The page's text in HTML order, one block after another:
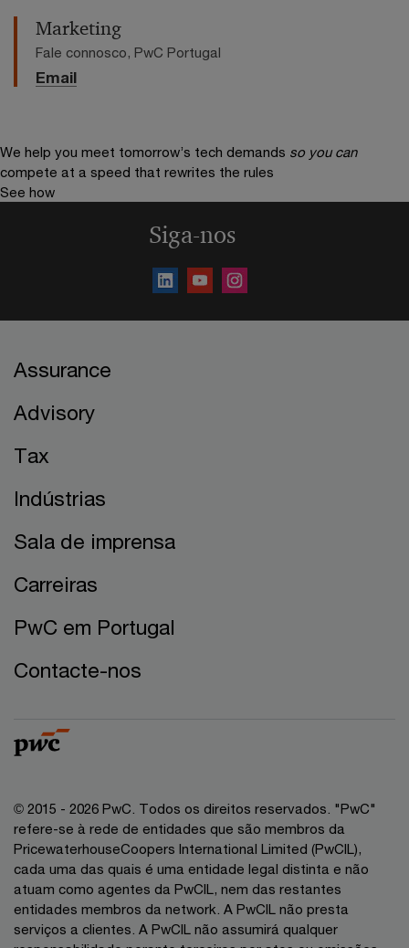
Marketing
Fale connosco, PwC Portugal
Email
We help you meet tomorrow’s tech demands so you can
compete at a speed that rewrites the rules
See how
Siga-nos
Assurance
Advisory
Tax
Indústrias
Sala de imprensa
Carreiras
PwC em Portugal
Contacte-nos
© 2015 - 2026 PwC. Todos os direitos reservados. "PwC"
refere-se à rede de entidades que são membros da
PricewaterhouseCoopers International Limited (PwCIL),
cada uma das quais é uma entidade legal distinta e não
atuam como agentes da PwCIL, nem das restantes
entidades membros da network. A PwCIL não presta
serviços a clientes. A PwCIL não assumirá qualquer